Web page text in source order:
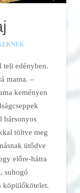
teli edényben.
mama. –
keményen
bársonyos
töltve meg
ütődve
előre-hátra
suhogó
köpülőkötelet.